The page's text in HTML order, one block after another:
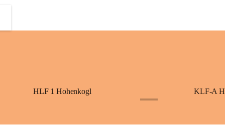
HLF 1 Hohenkogl KLF-A